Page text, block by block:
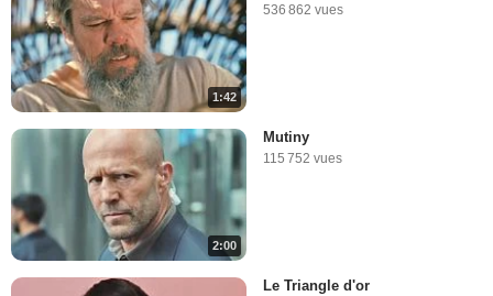
1:42
536 862 vues
2:00
Mutiny
115 752 vues
Le Triangle d'or